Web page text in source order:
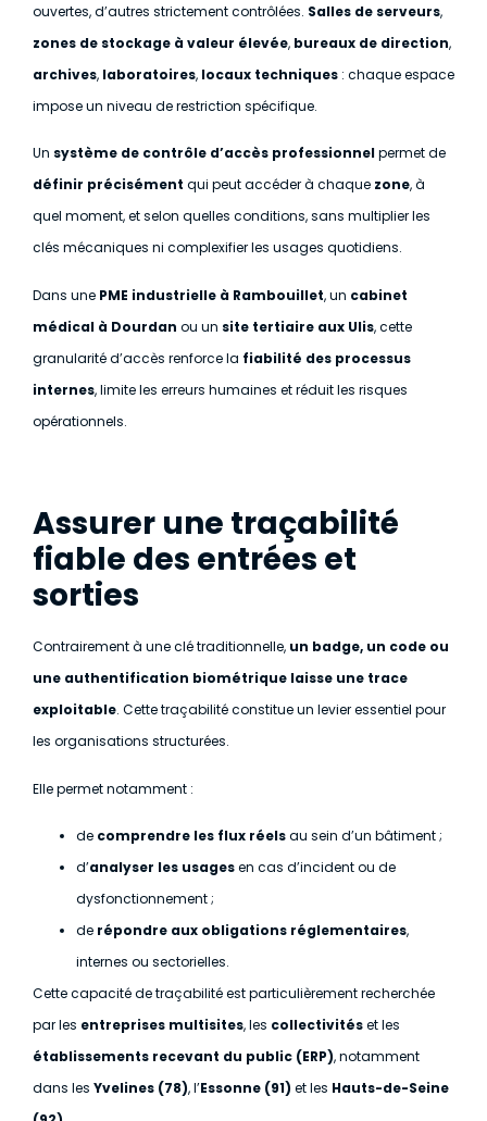
ouvertes, d’autres strictement contrôlées. Salles de serveurs,
zones de stockage à valeur élevée, bureaux de direction,
archives, laboratoires, locaux techniques : chaque espace
impose un niveau de restriction spécifique.
Un système de contrôle d’accès professionnelpermet de
définir précisément qui peut accéder à chaque zone, à
quel moment, et selon quelles conditions, sans multiplier les
clés mécaniques ni complexifier les usages quotidiens.
Dans une PME industrielle à Rambouillet, un cabinet
médical à Dourdan ou un site tertiaire aux Ulis, cette
granularité d’accès renforce la fiabilité des processus
internes, limite les erreurs humaines et réduit les risques
opérationnels.
Assurer une traçabilité
fiable des entrées et
sorties
Contrairement à une clé traditionnelle, un badge, un code ou
une authentification biométrique laisse une trace
exploitable. Cette traçabilité constitue un levier essentiel pour
les organisations structurées.
Elle permet notamment :
de comprendre les flux réelsau sein d’un bâtiment ;
d’analyser les usagesen cas d’incident ou de
dysfonctionnement ;
de répondre aux obligations réglementaires,
internes ou sectorielles.
Cette capacité de traçabilité est particulièrement recherchée
par les entreprises multisites, les collectivitéset les
établissements recevant du public (ERP), notamment
dans les Yvelines (78), l’Essonne (91) et les Hauts-de-Seine